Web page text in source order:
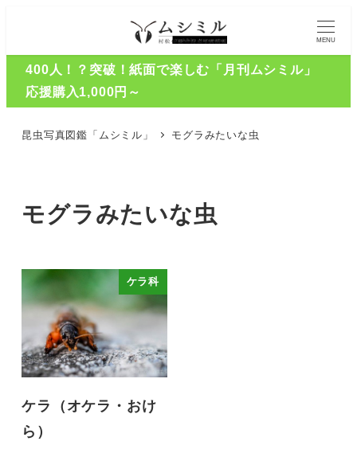
MENU
400人！？突破！紙面で楽しむ「月刊ムシミル」
応援購入1,000円～
昆虫写真図鑑「ムシミル」 モグラみたいな虫
モグラみたいな虫
ケラ科
ケラ（オケラ・おけ
ら）